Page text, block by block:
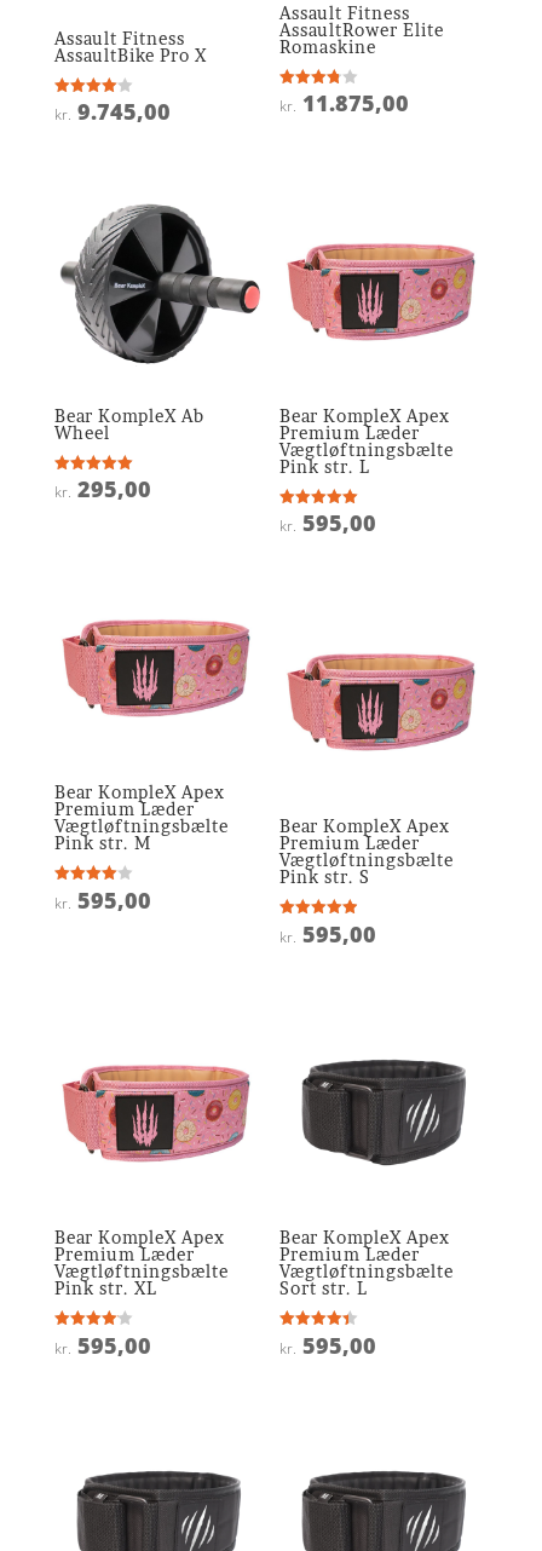
Assault Fitness
AssaultBike Pro X
Vurderet
4
kr. 9.745,00
Assault Fitness
AssaultRower Elite
Romaskine
Vurderet
3.8
kr. 11.875,00
Bear KompleX Ab
Wheel
Vurderet
5
kr. 295,00
Bear KompleX Apex
Premium Læder
Vægtløftningsbælte
Pink str. L
Vurderet
5
kr. 595,00
Bear KompleX Apex
Premium Læder
Vægtløftningsbælte
Pink str. M
Vurderet
4
kr. 595,00
Bear KompleX Apex
Premium Læder
Vægtløftningsbælte
Pink str. S
Vurderet
4.9
kr. 595,00
Bear KompleX Apex
Premium Læder
Vægtløftningsbælte
Pink str. XL
Vurderet
4.1
kr. 595,00
Bear KompleX Apex
Premium Læder
Vægtløftningsbælte
Sort str. L
Vurderet
4.4
kr. 595,00